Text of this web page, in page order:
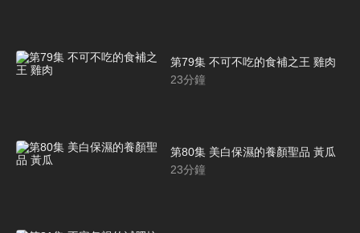
第79集 不可不吃的食補之王 雞肉
23分鐘
第80集 美白保濕的養顏聖品 黃瓜
23分鐘